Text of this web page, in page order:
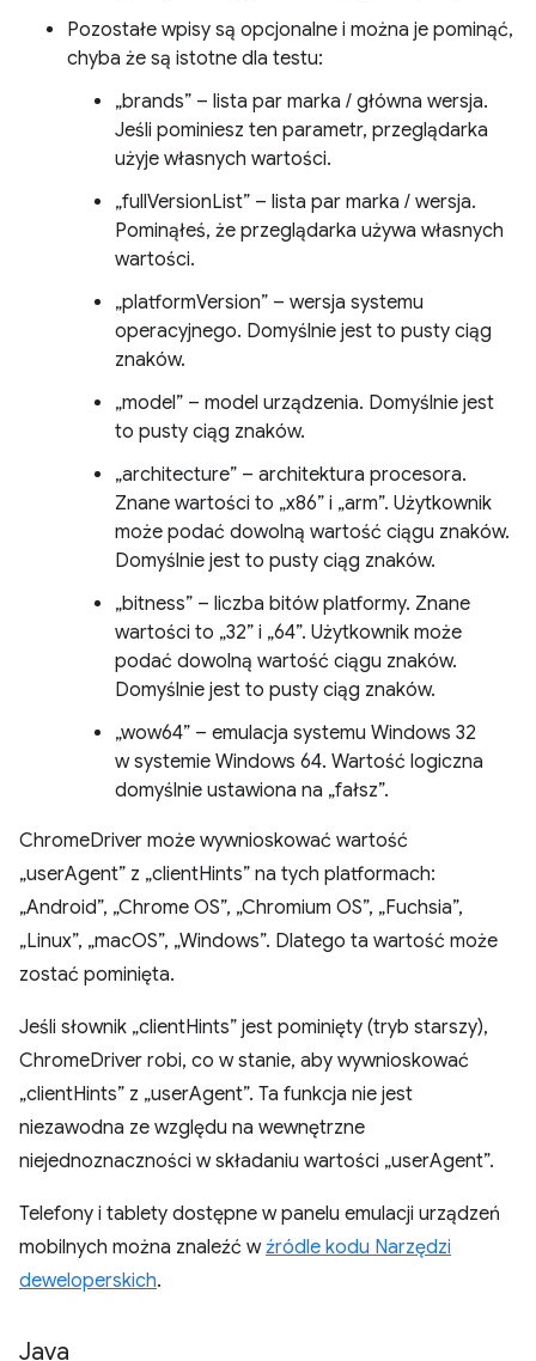
Pozostałe wpisy są opcjonalne i można je pominąć,
chyba że są istotne dla testu:
„brands” – lista par marka / główna wersja.
Jeśli pominiesz ten parametr, przeglądarka
użyje własnych wartości.
„fullVersionList” – lista par marka / wersja.
Pominąłeś, że przeglądarka używa własnych
wartości.
„platformVersion” – wersja systemu
operacyjnego. Domyślnie jest to pusty ciąg
znaków.
„model” – model urządzenia. Domyślnie jest
to pusty ciąg znaków.
„architecture” – architektura procesora.
Znane wartości to „x86” i „arm”. Użytkownik
może podać dowolną wartość ciągu znaków.
Domyślnie jest to pusty ciąg znaków.
„bitness” – liczba bitów platformy. Znane
wartości to „32” i „64”. Użytkownik może
podać dowolną wartość ciągu znaków.
Domyślnie jest to pusty ciąg znaków.
„wow64” – emulacja systemu Windows 32
w systemie Windows 64. Wartość logiczna
domyślnie ustawiona na „fałsz”.
ChromeDriver może wywnioskować wartość
„userAgent” z „clientHints” na tych platformach:
„Android”, „Chrome OS”, „Chromium OS”, „Fuchsia”,
„Linux”, „macOS”, „Windows”. Dlatego ta wartość może
zostać pominięta.
Jeśli słownik „clientHints” jest pominięty (tryb starszy),
ChromeDriver robi, co w stanie, aby wywnioskować
„clientHints” z „userAgent”. Ta funkcja nie jest
niezawodna ze względu na wewnętrzne
niejednoznaczności w składaniu wartości „userAgent”.
Telefony i tablety dostępne w panelu emulacji urządzeń
mobilnych można znaleźć wźródle kodu Narzędzi
deweloperskich.
Java